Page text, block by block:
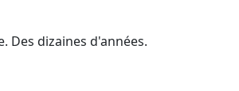
Des dizaines d'années.